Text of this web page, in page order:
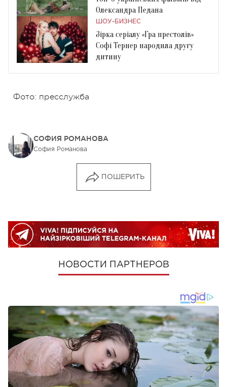
Олександра Педана
ШОУ-БИЗНЕС
Зірка серіалу «Гра престолів»
Софі Тернер народила другу
дитину
Фото: пресслужба
СОФИЯ РОМАНОВА
София Романова
ПОШЕРИТЬ
НОВОСТИ ПАРТНЕРОВ